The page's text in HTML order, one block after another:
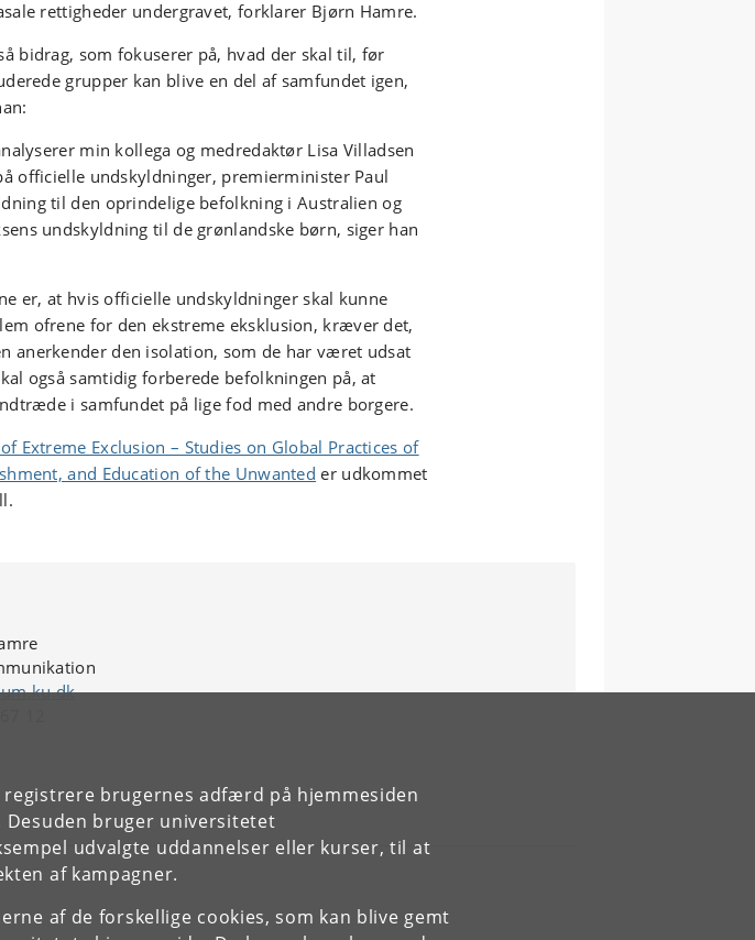
brugernes adfærd på hjemmesiden
bruger universitetet
udvalgte uddannelser eller kurser, til at
af kampagner.
af de forskellige cookies, som kan blive gemt
rettigheder undergravet, forklarer Bjørn Hamre.
bidrag, som fokuserer på, hvad der skal til, før
grupper kan blive en del af samfundet igen,
min kollega og medredaktør Lisa Villadsen
officielle undskyldninger, premierminister Paul
til den oprindelige befolkning i Australien og
undskyldning til de grønlandske børn, siger han
er, at hvis officielle undskyldninger skal kunne
ofrene for den ekstreme eksklusion, kræver det,
anerkender den isolation, som de har været udsat
også samtidig forberede befolkningen på, at
i samfundet på lige fod med andre borgere.
Extreme Exclusion – Studies on Global Practices of
and Education of the Unwanted er udkommet